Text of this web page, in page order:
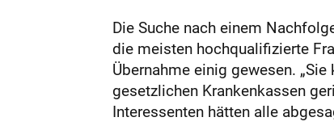
Die Suche nach einem
die meisten hochqualifizierte
Übernahme einig gewesen.
gesetzlichen Krankenkassen
Interessenten hätten alle